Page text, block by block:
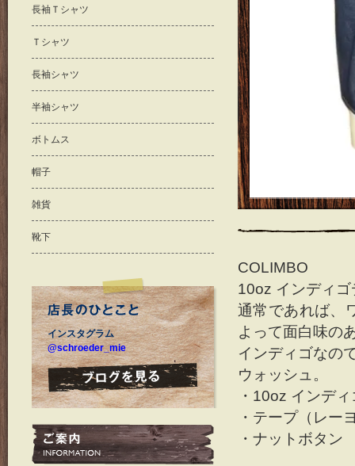
COLIMBO
10oz インディ
通常であれば、
よって面白味の
インディゴなの
ウォッシュ。
・10oz インデ
・テープ（レー
・ナットボタン
長袖Ｔシャツ
Ｔシャツ
長袖シャツ
半袖シャツ
ボトムス
帽子
雑貨
靴下
インスタグラム
@schroeder_mie